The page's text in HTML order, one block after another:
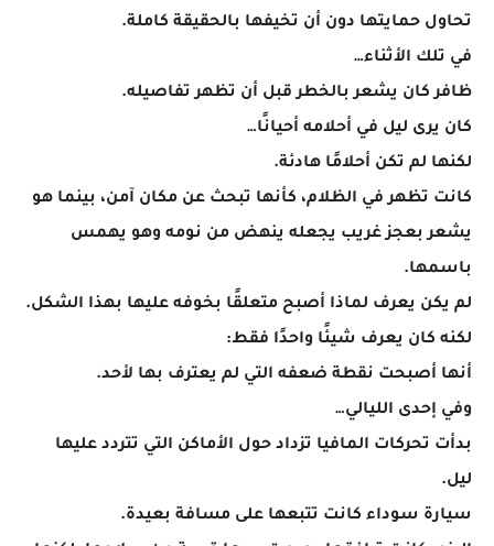
تحاول حمايتها دون أن تخيفها بالحقيقة كاملة.
في تلك الأثناء…
ظافر كان يشعر بالخطر قبل أن تظهر تفاصيله.
كان يرى ليل في أحلامه أحيانًا…
لكنها لم تكن أحلامًا هادئة.
كانت تظهر في الظلام، كأنها تبحث عن مكان آمن، بينما هو
يشعر بعجز غريب يجعله ينهض من نومه وهو يهمس
باسمها.
لم يكن يعرف لماذا أصبح متعلقًا بخوفه عليها بهذا الشكل.
لكنه كان يعرف شيئًا واحدًا فقط:
أنها أصبحت نقطة ضعفه التي لم يعترف بها لأحد.
وفي إحدى الليالي…
بدأت تحركات المافيا تزداد حول الأماكن التي تتردد عليها
ليل.
سيارة سوداء كانت تتبعها على مسافة بعيدة.